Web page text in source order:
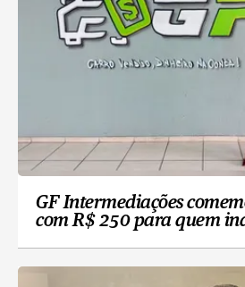
GF Intermediações
com R$ 250 para quem